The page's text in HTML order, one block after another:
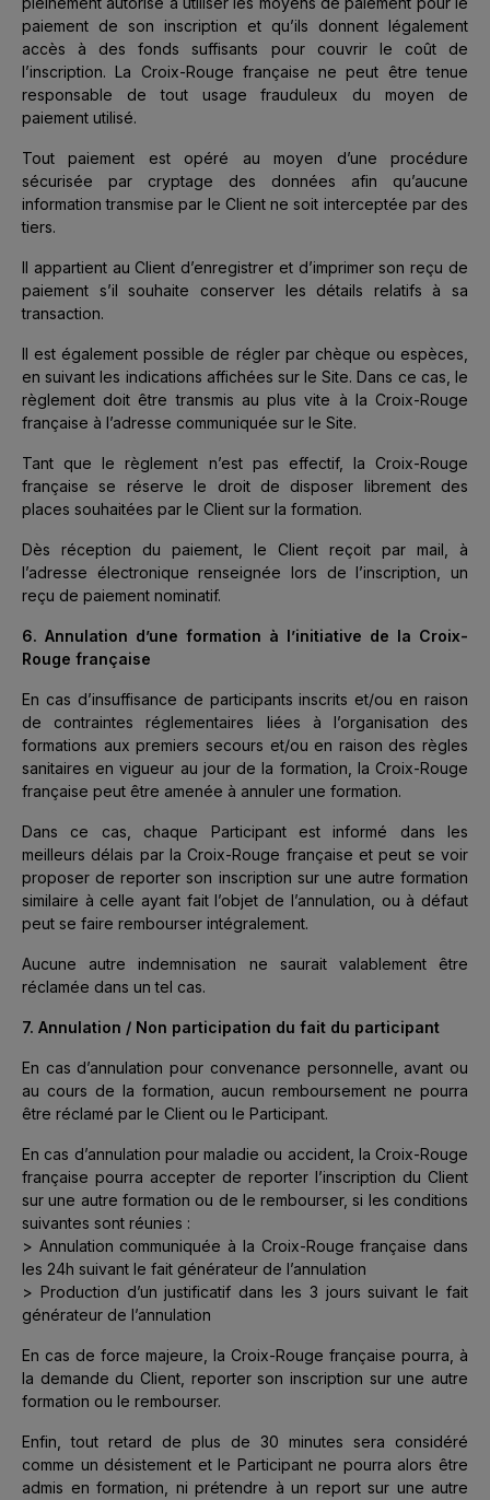
paiement de son inscription et qu’ils donnent légalement
accès à des fonds suffisants pour couvrir le coût de
l’inscription. La Croix-Rouge française ne peut être tenue
responsable de tout usage frauduleux du moyen de
paiement utilisé.
Tout paiement est opéré au moyen d’une procédure
sécurisée par cryptage des données afin qu’aucune
information transmise par le Client ne soit interceptée par des
tiers.
Il appartient au Client d’enregistrer et d’imprimer son reçu de
paiement s’il souhaite conserver les détails relatifs à sa
transaction.
Il est également possible de régler par chèque ou espèces,
en suivant les indications affichées sur le Site. Dans ce cas, le
règlement doit être transmis au plus vite à la Croix-Rouge
française à l’adresse communiquée sur le Site.
Tant que le règlement n’est pas effectif, la Croix-Rouge
française se réserve le droit de disposer librement des
places souhaitées par le Client sur la formation.
Dès réception du paiement, le Client reçoit par mail, à
l’adresse électronique renseignée lors de l’inscription, un
reçu de paiement nominatif.
6. Annulation d’une formation à l’initiative de la Croix-
Rouge française
En cas d’insuffisance de participants inscrits et/ou en raison
de contraintes réglementaires liées à l’organisation des
formations aux premiers secours et/ou en raison des règles
sanitaires en vigueur au jour de la formation, la Croix-Rouge
française peut être amenée à annuler une formation.
Dans ce cas, chaque Participant est informé dans les
meilleurs délais par la Croix-Rouge française et peut se voir
proposer de reporter son inscription sur une autre formation
similaire à celle ayant fait l’objet de l’annulation, ou à défaut
peut se faire rembourser intégralement.
Aucune autre indemnisation ne saurait valablement être
réclamée dans un tel cas.
7. Annulation / Non participation du fait du participant
En cas d’annulation pour convenance personnelle, avant ou
au cours de la formation, aucun remboursement ne pourra
être réclamé par le Client ou le Participant.
En cas d’annulation pour maladie ou accident, la Croix-Rouge
française pourra accepter de reporter l’inscription du Client
sur une autre formation ou de le rembourser, si les conditions
suivantes sont réunies :
> Annulation communiquée à la Croix-Rouge française dans
les 24h suivant le fait générateur de l’annulation
> Production d’un justificatif dans les 3 jours suivant le fait
générateur de l’annulation
En cas de force majeure, la Croix-Rouge française pourra, à
la demande du Client, reporter son inscription sur une autre
formation ou le rembourser.
Enfin, tout retard de plus de 30 minutes sera considéré
comme un désistement et le Participant ne pourra alors être
admis en formation, ni prétendre à un report sur une autre